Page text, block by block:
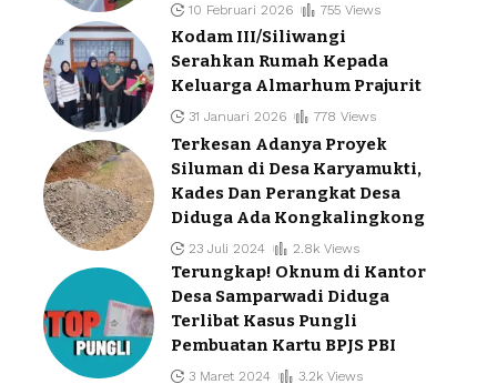
10 Februari 2026 755 Views
Kodam III/Siliwangi
Serahkan Rumah Kepada
Keluarga Almarhum Prajurit
31 Januari 2026 778 Views
Terkesan Adanya Proyek
Siluman di Desa Karyamukti,
Kades Dan Perangkat Desa
Diduga Ada Kongkalingkong
23 Juli 2024 2.8k Views
Terungkap! Oknum di Kantor
Desa Samparwadi Diduga
Terlibat Kasus Pungli
Pembuatan Kartu BPJS PBI
3 Maret 2024 3.2k Views